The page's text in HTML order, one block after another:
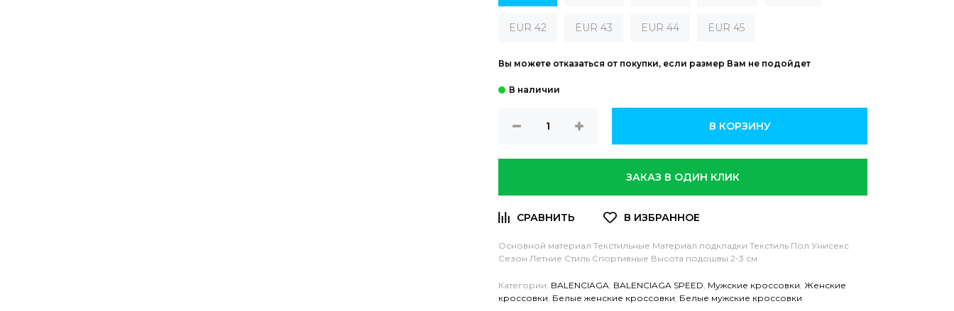
EUR 42 EUR 43 EUR 44 EUR 45
Вы можете отказаться от покупки, если размер Вам не подойдет
В КОРЗИНУ
ЗАКАЗ В ОДИН КЛИК
Основной материал Текстильные Материал подкладки Текстиль Пол Унисекс
Сезон Летние Стиль Спортивные Высота подошвы 2-3 см
Категории: BALENCIAGA, BALENCIAGA SPEED, Мужские кроссовки, Женские
кроссовки, Белые женские кроссовки, Белые мужские кроссовки